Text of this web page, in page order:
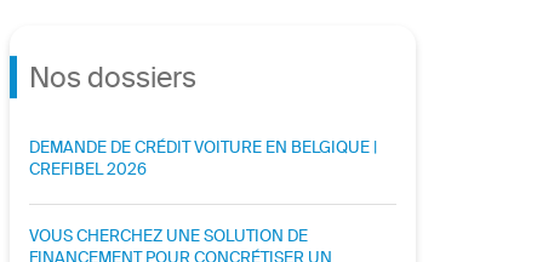
Nos dossiers
DEMANDE DE CRÉDIT VOITURE EN BELGIQUE |
CREFIBEL 2026
VOUS CHERCHEZ UNE SOLUTION DE